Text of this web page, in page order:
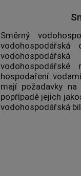
Směrný
hospodaření
mají požadavky
popřípadě jejich
vodohospodářská